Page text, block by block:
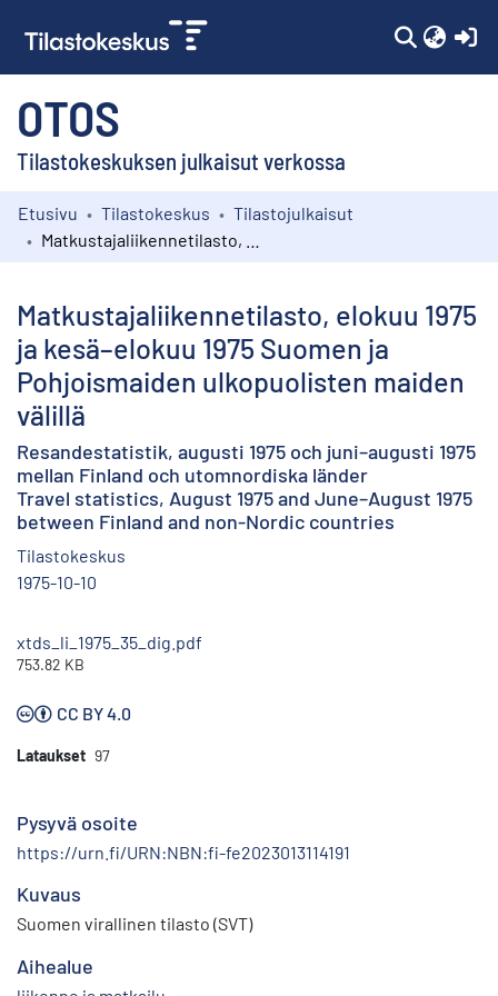
OTOS
Tilastokeskuksen julkaisut verkossa
Kokoelmat
Etusivu Tilastokeskus
Tilastojulkaisut
Matkustajaliikennetilasto, elokuu 1975
ja kesä–elokuu 1975 Suomen ja
Pohjoismaiden ulkopuolisten maiden
välillä
Resandestatistik, augusti 1975 och juni–augusti 1975
mellan Finland och utomnordiska länder
Travel statistics, August 1975 and June–August 1975
between Finland and non-Nordic countries
Tilastokeskus
1975-10-10
xtds_li_1975_35_dig.pdf
753.82 KB
CC BY 4.0
Lataukset 97
Pysyvä osoite
https://urn.fi/URN:NBN:fi-fe2023013114191
Kuvaus
Suomen virallinen tilasto (SVT)
Aihealue